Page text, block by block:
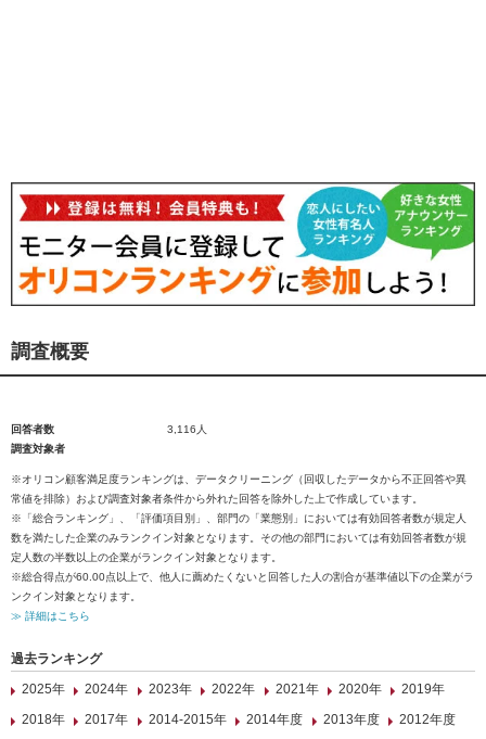
調査概要
回答者数
3,116人
調査対象者
※オリコン顧客満足度ランキングは、データクリーニング（回収したデータから不正回答や異
常値を排除）および調査対象者条件から外れた回答を除外した上で作成しています。
※「総合ランキング」、「評価項目別」、部門の「業態別」においては有効回答者数が規定人
数を満たした企業のみランクイン対象となります。その他の部門においては有効回答者数が規
定人数の半数以上の企業がランクイン対象となります。
※総合得点が60.00点以上で、他人に薦めたくないと回答した人の割合が基準値以下の企業がラ
ンクイン対象となります。
≫ 詳細はこちら
過去ランキング
2025年
2024年 2023年 2022年 2021年 2020年
2019年
2018年
2017年 2014-2015年 2014年度 2013年度
2012年度